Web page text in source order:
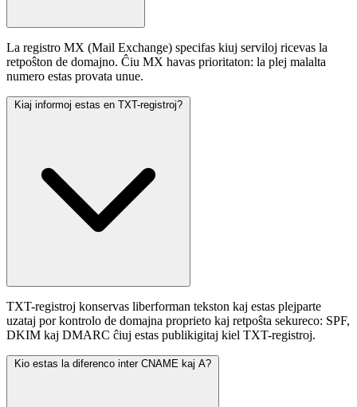
La registro MX (Mail Exchange) specifas kiuj serviloj ricevas la
retpoŝton de domajno. Ĉiu MX havas prioritaton: la plej malalta
numero estas provata unue.
Kiaj informoj estas en TXT-registroj?
TXT-registroj konservas liberforman tekston kaj estas plejparte
uzataj por kontrolo de domajna proprieto kaj retpoŝta sekureco: SPF,
DKIM kaj DMARC ĉiuj estas publikigitaj kiel TXT-registroj.
Kio estas la diferenco inter CNAME kaj A?